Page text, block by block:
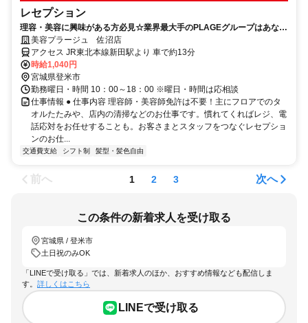
レセプション
理容・美容に興味がある方必見☆業界最大手のPLAGEグループはあなた
の笑顔をお待ちしています！
美容プラージュ 佐沼店
アクセス JR東北本線新田駅より 車で約13分
時給1,040円
宮城県登米市
勤務曜日・時間 10：00～18：00 ※曜日・時間は応相談
仕事情報 ● 仕事内容 理容師・美容師免許は不要！主にフロアでのタ
オルたたみや、店内の清掃などのお仕事です。慣れてくればレジ、電
話応対をお任せすることも。お客さまとスタッフをつなぐレセプショ
ンのお仕...
交通費支給 シフト制 髪型・髪色自由
前へ 1 2 3 次へ
この条件の新着求人を受け取る
宮城県 / 登米市
土日祝のみOK
「LINEで受け取る」では、新着求人のほか、おすすめ情報なども配信しま
す。 詳しくはこちら
LINEで受け取る